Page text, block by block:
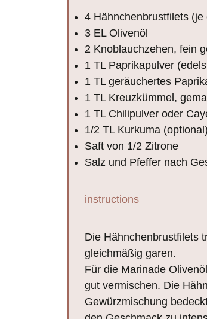
4Hähnchenbrustfilets (je
3EL Olivenöl
2 Knoblauchzehen, fein
1 TL Paprikapulver
1 TL geräuchertes
1 TL Kreuzkümmel,
1 TL Chilipulver oder
1/2 TL Kurkuma (optional)
Saft von 1/2 Zitrone
Salz und Pfeffer nach
instructions
Die Hähnchenbrustfilets
gleichmäßig garen.
Für die Marinade
gut vermischen. Die
Gewürzmischung